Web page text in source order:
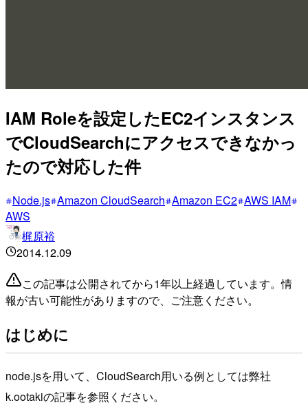
IAM Roleを設定したEC2インスタンス
でCloudSearchにアクセスできなかっ
たので対応した件
Node.js Amazon CloudSearch Amazon EC2 AWS IAM
AWS
梶原裕
2014.12.09
この記事は公開されてから1年以上経過しています。情
報が古い可能性がありますので、ご注意ください。
はじめに
node.jsを用いて、CloudSearch用いる例としては弊社
k.ootakiの記事を参照ください。